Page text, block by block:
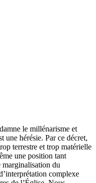
le millénarisme et
une hérésie. Par ce décret,
terrestre et trop matérielle
une position tant
marginalisation du
complexe